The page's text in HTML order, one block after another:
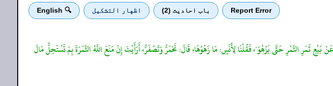
Report Error باب احادیث (2) اظهار التشكيل 🔍 English
بَيْعِ ثَمَرِ التَّمْرِ حَتَّى يَزْهُوَ"، فَقُلْنَا لِأَنَسٍ: مَا زَهْوُهَا، قَالَ: تَحْمَرُّ وَتَصْفَرُّ، أَرَأَيْتَ إِنْ مَنَعَ اللَّهُ الثَّمَرَةَ بِمَ تَسْتَحِلُّ مَالَ